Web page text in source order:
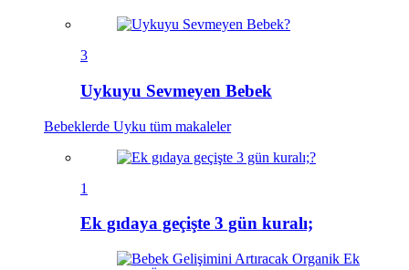
3
Uykuyu Sevmeyen Bebek
Bebeklerde Uyku tüm makaleler
1
Ek gıdaya geçişte 3 gün kuralı;